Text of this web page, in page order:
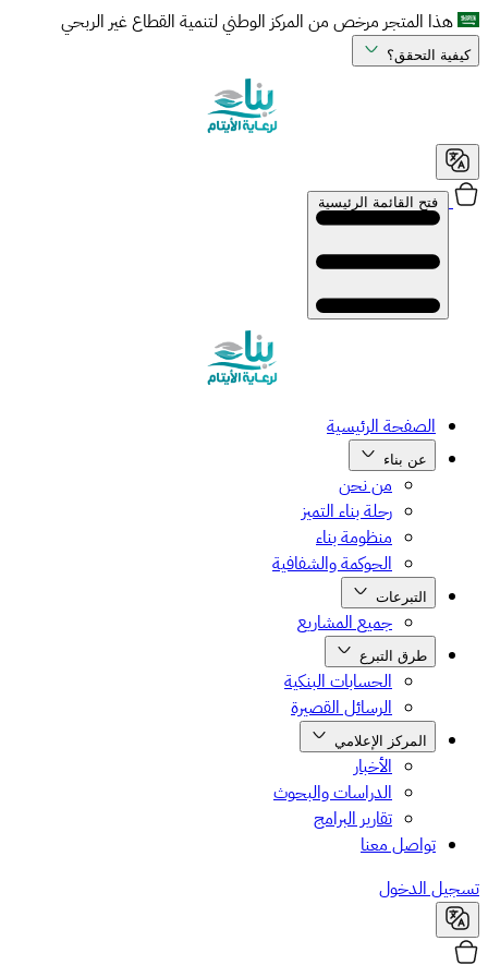
هذا المتجر مرخص من المركز الوطني لتنمية القطاع غير الربحي
التحقق؟
فتح القائمة الرئيسية
الصفحة الرئيسية
عن بناء
من نحن
رحلة بناء التميز
منظومة بناء
الحوكمة والشفافية
التبرعات
جميع المشاريع
طرق التبرع
الحسابات البنكية
الرسائل القصيرة
المركز الإعلامي
الأخبار
الدراسات والبحوث
تقارير البرامج
تواصل معنا
الدخول